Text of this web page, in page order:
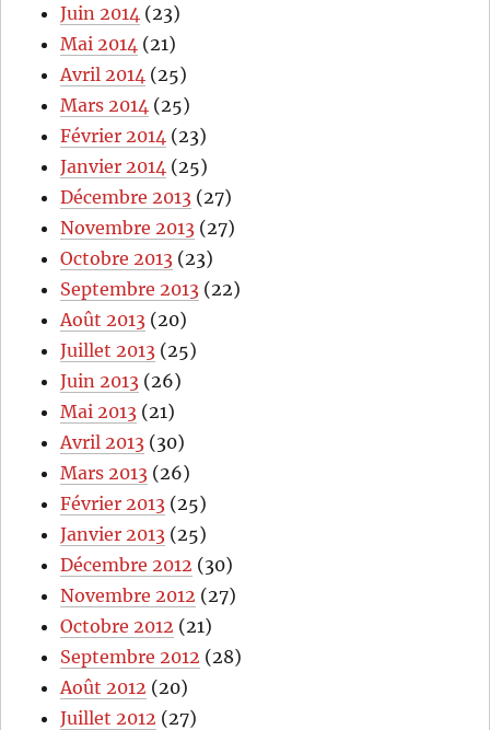
Juin 2014 (23)
Mai 2014 (21)
Avril 2014 (25)
Mars 2014 (25)
Février 2014 (23)
Janvier 2014 (25)
Décembre 2013 (27)
Novembre 2013 (27)
Octobre 2013 (23)
Septembre 2013 (22)
Août 2013 (20)
Juillet 2013 (25)
Juin 2013 (26)
Mai 2013 (21)
Avril 2013 (30)
Mars 2013 (26)
Février 2013 (25)
Janvier 2013 (25)
Décembre 2012 (30)
Novembre 2012 (27)
Octobre 2012 (21)
Septembre 2012 (28)
Août 2012 (20)
Juillet 2012 (27)